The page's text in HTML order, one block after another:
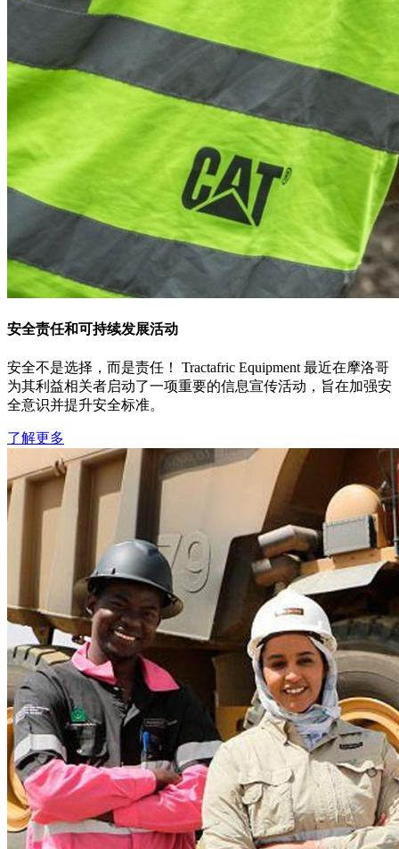
安全责任和可持续发展活动
安全不是选择，而是责任！ Tractafric Equipment 最近在摩洛哥
为其利益相关者启动了一项重要的信息宣传活动，旨在加强安
全意识并提升安全标准。
了解更多